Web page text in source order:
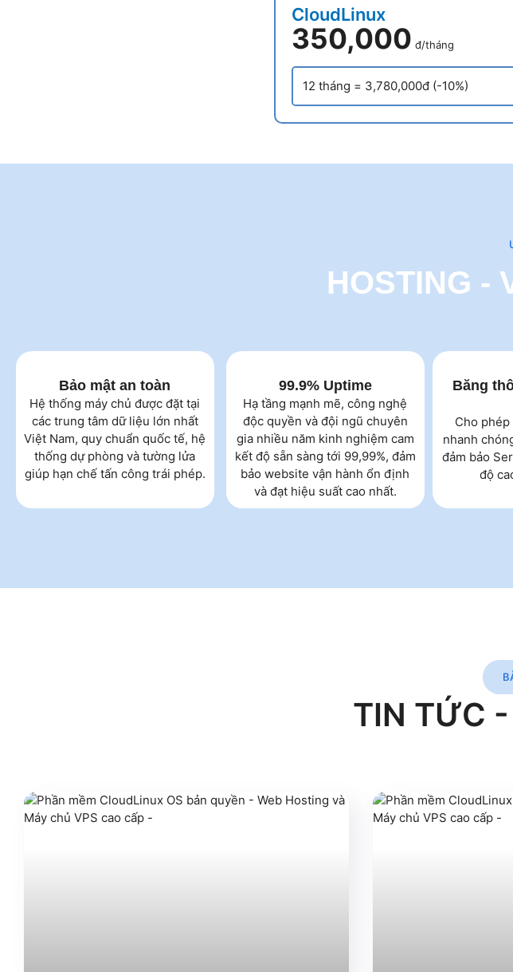
CloudLinux
350,000 đ/tháng
HOSTING -
Bảo mật an toàn
Hệ thống máy chủ được đặt tại
các trung tâm dữ liệu lớn nhất
Việt Nam, quy chuẩn quốc tế, hệ
thống dự phòng và tường lửa
giúp hạn chế tấn công trái phép.
99.9% Uptime
Hạ tầng mạnh mẽ, công nghệ
độc quyền và đội ngũ chuyên
gia nhiều năm kinh nghiệm cam
kết độ sẵn sàng tới 99,99%, đảm
bảo website vận hành ổn định
và đạt hiệu suất cao nhất.
Băng
Cho
nhanh
đảm bảo
độ
TIN TỨC